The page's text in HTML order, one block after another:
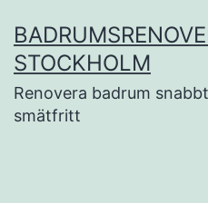
till
innehåll
STOCKHOLM
Renovera badrum
smätfritt